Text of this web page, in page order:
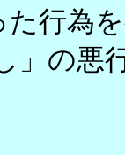
行為
」の悪